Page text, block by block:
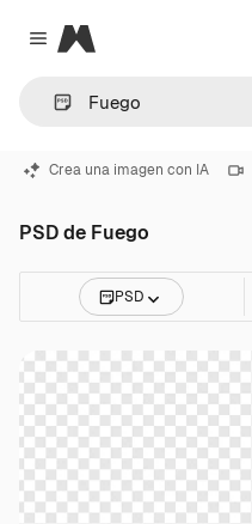
Close menu
Magnific
Crea una imagen con IA
PSD de Fuego
PSD